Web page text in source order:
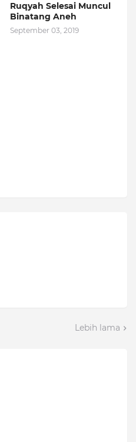
Ruqyah Selesai Muncul
Binatang Aneh
September 03, 2019
Lebih lama